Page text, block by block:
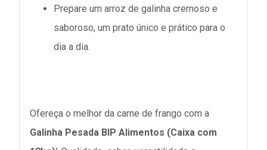
Prepare um arroz de galinha cremoso e
saboroso, um prato único e prático para o
dia a dia.
Ofereça o melhor da carne de frango com a
Galinha Pesada BIP Alimentos (Caixa com